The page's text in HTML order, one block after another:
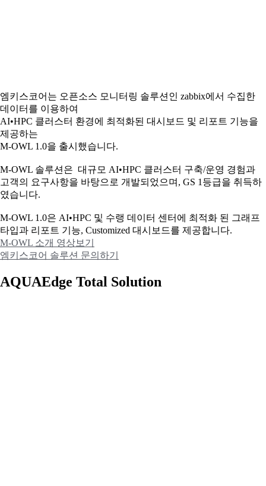
엠키스코어는 오픈소스 모니터링 솔루션인 zabbix에서 수집한
데이터를 이용하여
AI•HPC 클러스터 환경에 최적화된 대시보드 및 리포트 기능을
제공하는
M-OWL 1.0을 출시했습니다.
M-OWL 솔루션은 대규모 AI•HPC 클러스터 구축/운영 경험과
고객의 요구사항을 바탕으로 개발되었으며, GS 1등급을 취득하
였습니다.
M-OWL 1.0은 AI•HPC 및 수랭 데이터 센터에 최적화 된 그래프
타입과 리포트 기능, Customized 대시보드를 제공합니다.
M-OWL 소개 영상보기
엠키스코어 솔루션 문의하기
AQUAEdge Total Solution